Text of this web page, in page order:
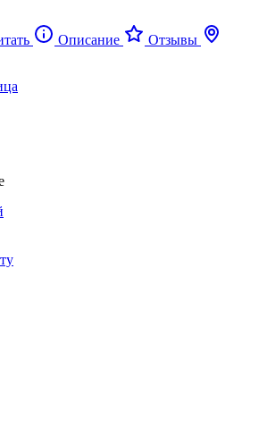
Описание
Отзывы